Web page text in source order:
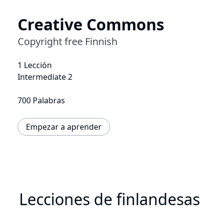
Creative Commons
Copyright free Finnish
1 Lección
Intermediate 2
700 Palabras
Empezar a aprender
Lecciones de finlandesas